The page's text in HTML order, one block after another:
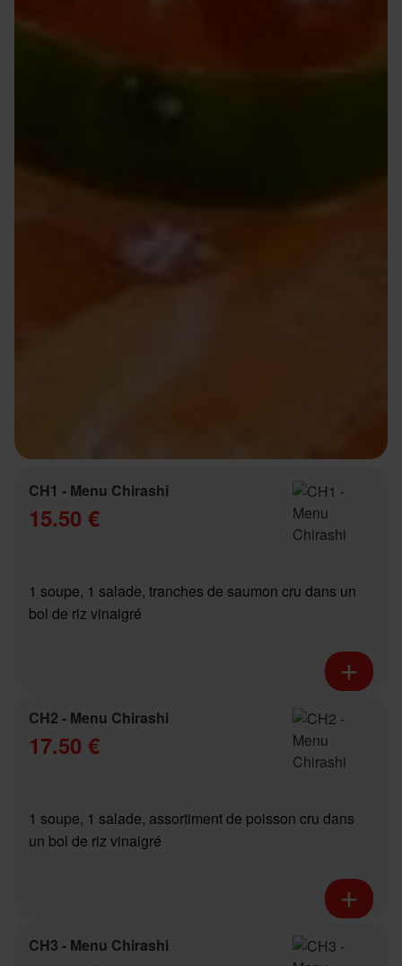
CH1 - Menu Chirashi
15.50 €
1 soupe, 1 salade, tranches de saumon cru dans un
bol de riz vinaigré
CH2 - Menu Chirashi
17.50 €
1 soupe, 1 salade, assortiment de poisson cru dans
un bol de riz vinaigré
CH3 - Menu Chirashi